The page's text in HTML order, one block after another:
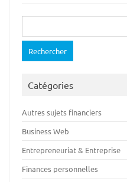
Catégories
Autres sujets financiers
Business Web
Entrepreneuriat & Entreprise
Finances personnelles